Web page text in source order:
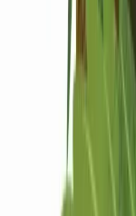
Drinkables